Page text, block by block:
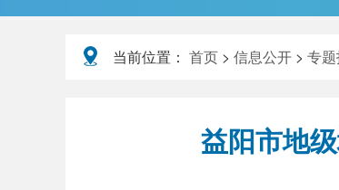
当前位置： 首页 > 信息公开 > 专
益阳市地